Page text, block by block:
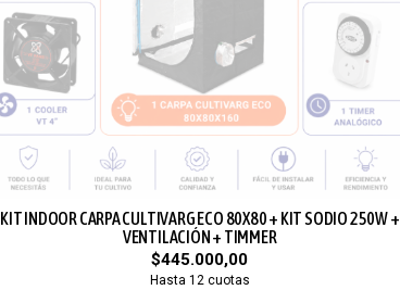
KIT INDOOR CARPA CULTIVARG ECO 80X80 + KIT SODIO 250W +
VENTILACIÓN + TIMMER
$445.000,00
Hasta 12 cuotas